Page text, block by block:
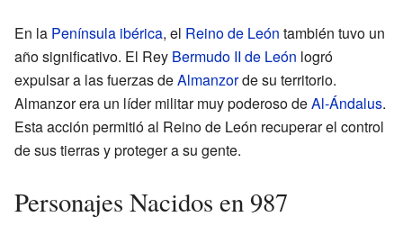
En la Península ibérica, el Reino de León también tuvo un
año significativo. El Rey Bermudo II de León logró
expulsar a las fuerzas deAlmanzorde su territorio.
Almanzor era un líder militar muy poderoso deAl-Ándalus.
Esta acción permitió al Reino de León recuperar el control
de sus tierras y proteger a su gente.
Personajes Nacidos en 987